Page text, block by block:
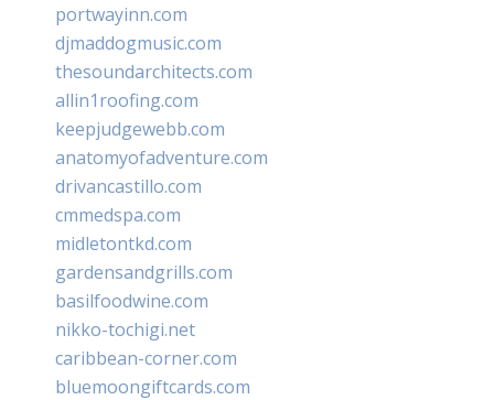
portwayinn.com
djmaddogmusic.com
thesoundarchitects.com
allin1roofing.com
keepjudgewebb.com
anatomyofadventure.com
drivancastillo.com
cmmedspa.com
midletontkd.com
gardensandgrills.com
basilfoodwine.com
nikko-tochigi.net
caribbean-corner.com
bluemoongiftcards.com